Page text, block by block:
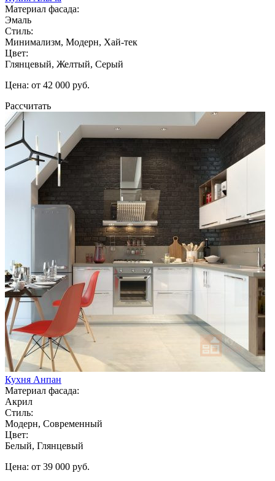
Материал фасада:
Эмаль
Стиль:
Минимализм, Модерн, Хай-тек
Цвет:
Глянцевый, Желтый, Серый
Цена: от 42 000 руб.
Рассчитать
Кухня Анпан
Материал фасада:
Акрил
Стиль:
Модерн, Современный
Цвет:
Белый, Глянцевый
Цена: от 39 000 руб.